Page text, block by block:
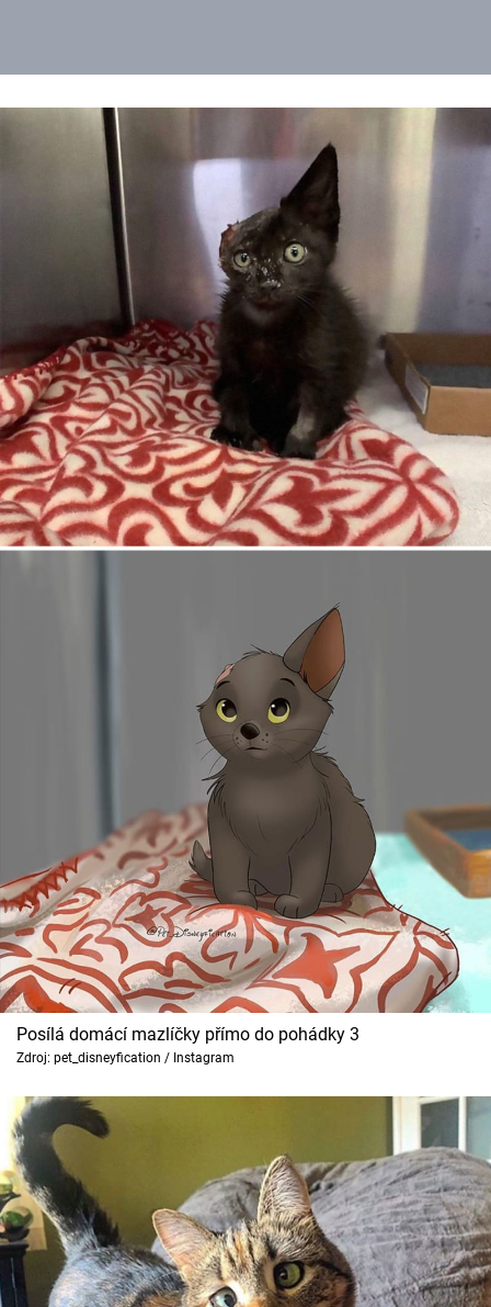
Posílá domácí mazlíčky přímo do pohádky 3
Zdroj: pet_disneyfication / Instagram